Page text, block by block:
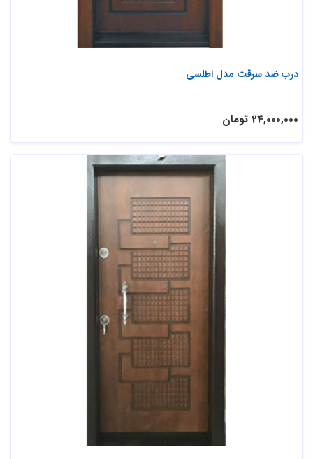
درب ضد سرقت مدل اطلسی
24,000,000 تومان